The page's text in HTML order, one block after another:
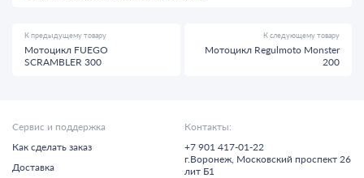
К предыдущему товару
Мотоцикл FUEGO
SCRAMBLER 300
К следующему товару
Мотоцикл Regulmoto Monster
200
Сервис и поддержка
Как сделать заказ
Доставка
Контакты:
+7 901 417-01-22
г.Воронеж, Московский проспект 26
лит Б1